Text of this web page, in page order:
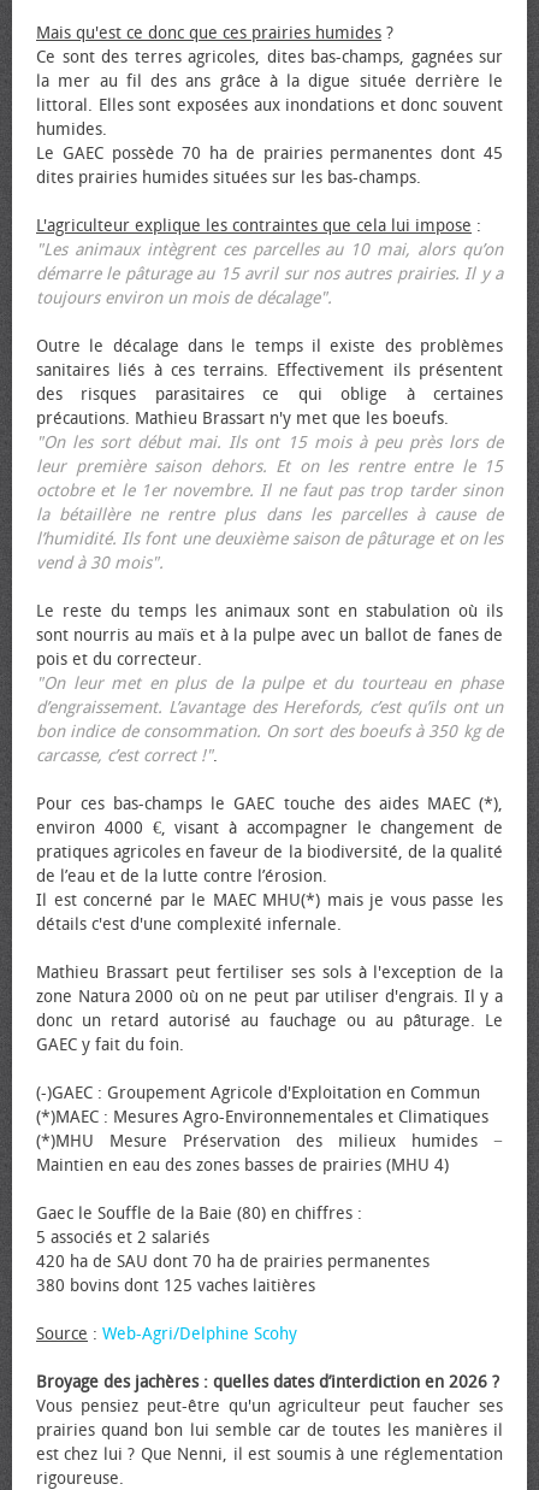
Mais qu'est ce donc que ces prairies humides ?
Ce sont des terres agricoles, dites bas-champs, gagnées sur
la mer au fil des ans grâce à la digue située derrière le
littoral. Elles sont exposées aux inondations et donc souvent
humides.
Le GAEC possède 70 ha de prairies permanentes dont 45
dites prairies humides situées sur les bas-champs.
L'agriculteur explique les contraintes que cela lui impose :
"Les animaux intègrent ces parcelles au 10 mai, alors qu’on
démarre le pâturage au 15 avril sur nos autres prairies. Il y a
toujours environ un mois de décalage".
Outre le décalage dans le temps il existe des problèmes
sanitaires liés à ces terrains. Effectivement ils présentent
des risques parasitaires ce qui oblige à certaines
précautions. Mathieu Brassart n'y met que les bœufs.
"On les sort début mai. Ils ont 15 mois à peu près lors de
leur première saison dehors. Et on les rentre entre le 15
octobre et le 1er novembre. Il ne faut pas trop tarder sinon
la bétaillère ne rentre plus dans les parcelles à cause de
l’humidité. Ils font une deuxième saison de pâturage et on les
vend à 30 mois".
Le reste du temps les animaux sont en stabulation où ils
sont nourris au maïs et à la pulpe avec un ballot de fanes de
pois et du correcteur.
"On leur met en plus de la pulpe et du tourteau en phase
d’engraissement. L’avantage des Herefords, c’est qu’ils ont un
bon indice de consommation. On sort des bœufs à 350 kg de
carcasse, c’est correct !".
Pour ces bas-champs le GAEC touche des aides MAEC (*),
environ 4000 €, visant à accompagner le changement de
pratiques agricoles en faveur de la biodiversité, de la qualité
de l’eau et de la lutte contre l’érosion.
Il est concerné par le MAEC MHU(*) mais je vous passe les
détails c'est d'une complexité infernale.
Mathieu Brassart peut fertiliser ses sols à l'exception de la
zone Natura 2000 où on ne peut par utiliser d'engrais. Il y a
donc un retard autorisé au fauchage ou au pâturage. Le
GAEC y fait du foin.
(-)GAEC : Groupement Agricole d'Exploitation en Commun
(*)MAEC : Mesures Agro-Environnementales et Climatiques
(*)MHU Mesure Préservation des milieux humides −
Maintien en eau des zones basses de prairies (MHU 4)
Gaec le Souffle de la Baie (80) en chiffres :
5 associés et 2 salariés
420 ha de SAU dont 70 ha de prairies permanentes
380 bovins dont 125 vaches laitières
Source : Web-Agri/Delphine Scohy
Broyage des jachères : quelles dates d’interdiction en 2026 ?
Vous pensiez peut-être qu'un agriculteur peut faucher ses
prairies quand bon lui semble car de toutes les manières il
est chez lui ? Que Nenni, il est soumis à une réglementation
rigoureuse.